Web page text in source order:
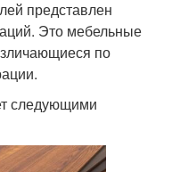
представлен
Это мебельные
по
следующими